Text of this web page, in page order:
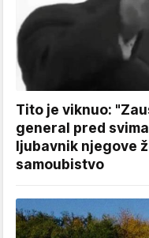
Tito je viknuo:
general pred
ljubavnik njegove
samoubistvo